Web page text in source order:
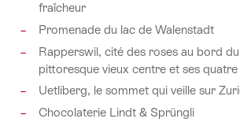
fraîcheur
Promenade du lac de Walenstadt
Rapperswil, cité des roses au bord
pittoresque vieux centre et ses
Uetliberg, le sommet qui veille sur
Chocolaterie Lindt & Sprüngli